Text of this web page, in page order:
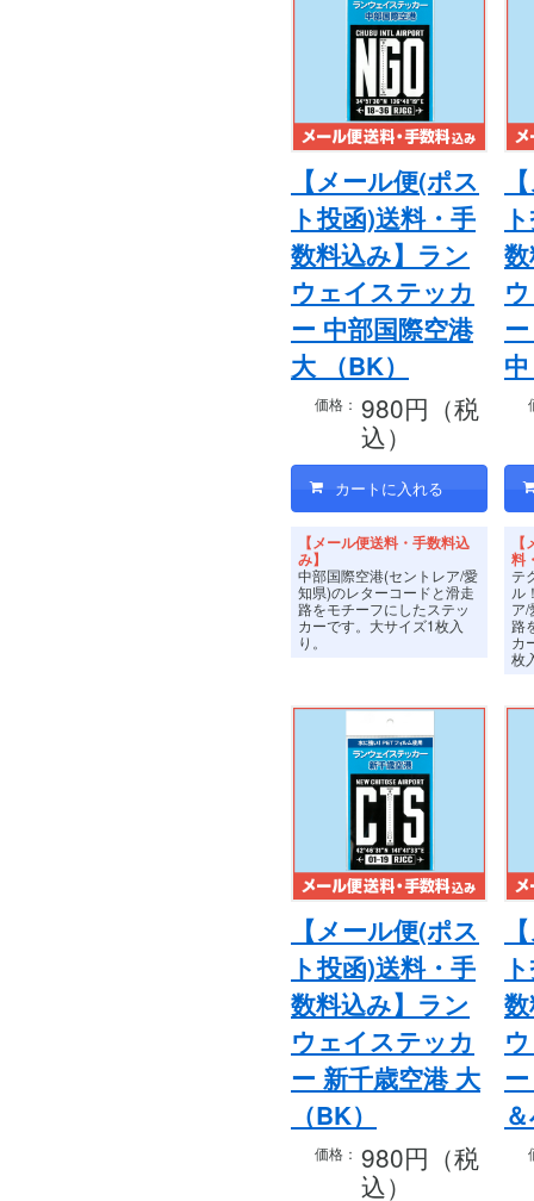
【メール便(ポス
ト投函)送料・手
数料込み】ラン
ウェイステッカ
ー 中部国際空港
大 （BK）
価格： 980円（税
込）
【メール便送料・手数料込
み】
中部国際空港(セントレア/愛
知県)のレターコードと滑走
路をモチーフにしたステッ
カーです。 大サイズ1枚入
り。
料
テ
ル
ア
路
カ
枚
【メール便(ポス
ト投函)送料・手
数料込み】ラン
ウェイステッカ
ー 新千歳空港 大
（BK）
価格： 980円（税
込）